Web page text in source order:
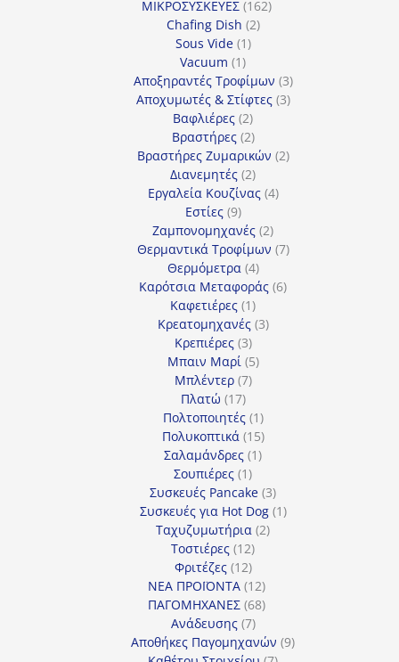
ΜΙΚΡΟΣΥΣΚΕΥΕΣ 162162
Chafing Dish 22
Sous Vide 11
Vacuum 11
προϊόν
Αποξηραντές Τροφίμων 33
προϊόντα
Αποχυμωτές & Στίφτες 33
Βαφλιέρες 22
προϊόντα
Βραστήρες 22
προϊόντα
Βραστήρες Ζυμαρικών 22
Διανεμητές 22
προϊόντα
Εργαλεία Κουζίνας 44
Εστίες 99
προϊόντα
Ζαμπονομηχανές 22
προϊόντα
Θερμαντικά Τροφίμων 77
Θερμόμετρα 44
προϊόντα
Καρότσια Μεταφοράς 66
Καφετιέρες 11
προϊόν
Κρεατομηχανές 33
Κρεπιέρες 33
προϊόντα
Μπαιν Μαρί 55
Μπλέντερ 77
Πλατώ 1717
προϊόντα
Πολτοποιητές 11
προϊόν
Πολυκοπτικά 1515
προϊόντα
Σαλαμάνδρες 11
Σουπιέρες 11
προϊόν
Συσκευές Pancake 33
προϊόντα
Συσκευές για Hot Dog 11
Ταχυζυμωτήρια 22
Τοστιέρες 1212
προϊόντα
Φριτέζες 1212
προϊόντα
ΝΕΑ ΠΡΟΪΟΝΤΑ 1212
προϊόντα
ΠΑΓΟΜΗΧΑΝΕΣ 6868
Ανάδευσης 77
προϊόντα
Αποθήκες Παγομηχανών 99